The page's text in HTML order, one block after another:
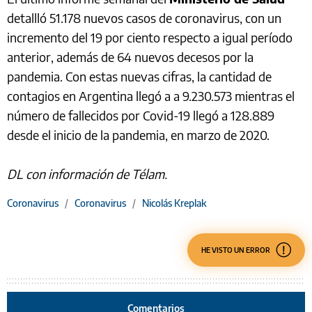
detallló 51.178 nuevos casos de coronavirus, con un
incremento del 19 por ciento respecto a igual período
anterior, además de 64 nuevos decesos por la
pandemia. Con estas nuevas cifras, la cantidad de
contagios en Argentina llegó a a 9.230.573 mientras el
número de fallecidos por Covid-19 llegó a 128.889
desde el inicio de la pandemia, en marzo de 2020.
DL con información de Télam.
Coronavirus / Coronavirus / Nicolás Kreplak
HE VISTO UN ERROR
Comentarios